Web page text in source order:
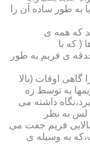
به طور ساده آن را
که همه ی
( که با
ی فریم به طور
گاهی اوقات (بالا
به توسط زه
داشته می
به نظر
فریم جفت می
به وسیله ی